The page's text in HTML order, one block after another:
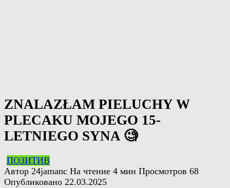
ZNALAZŁAM PIELUCHY W
PLECAKU MOJEGO 15-
LETNIEGO SYNA 🧐
ПОЗИТИВ
Автор 24jamanc На чтение 4 мин Просмотров 68
Опубликовано 22.03.2025